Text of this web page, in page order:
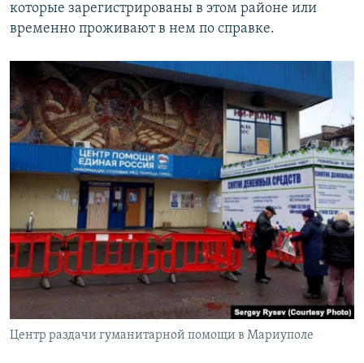
которые зарегистрированы в этом районе или
временно проживают в нем по справке.
Центр раздачи гуманитарной помощи в Мариуполе